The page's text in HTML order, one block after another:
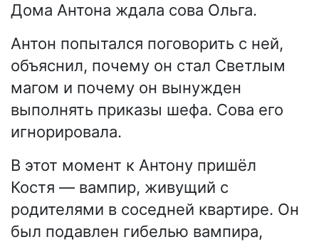
Дома Антона ждала сова Ольга.
Антон попытался поговорить с ней,
объяснил, почему он стал Светлым
магом и почему он вынужден
выполнять приказы шефа. Сова его
игнорировала.
В этот момент к Антону пришёл
Костя — вампир, живущий с
родителями в соседней квартире. Он
был подавлен гибелью вампира,